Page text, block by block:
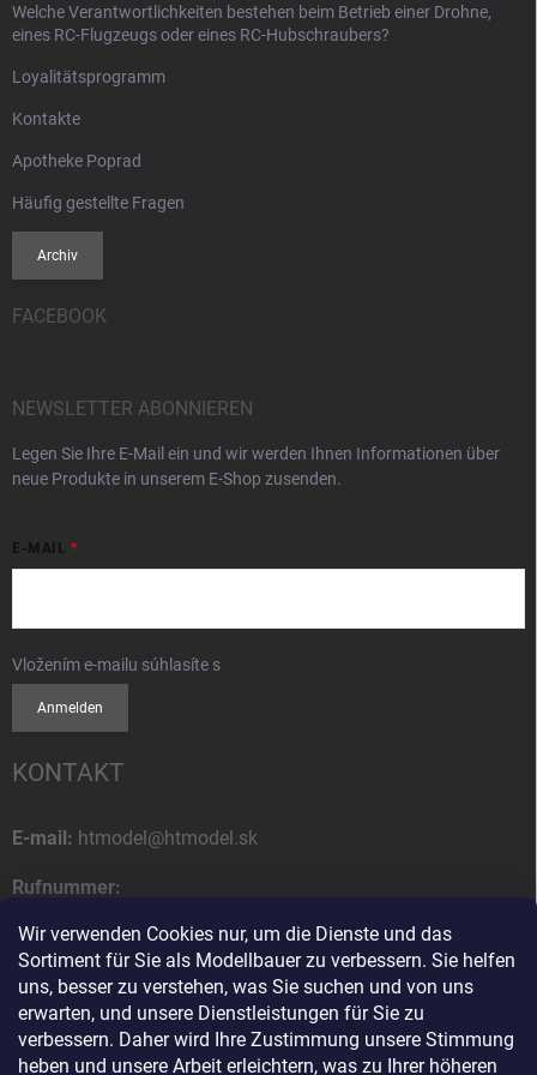
Wir verwenden Cookies nur, um die Dienste und das
Sortiment für Sie als Modellbauer zu verbessern. Sie helfen
uns, besser zu verstehen, was Sie suchen und von uns
erwarten, und unsere Dienstleistungen für Sie zu
verbessern. Daher wird Ihre Zustimmung unsere Stimmung
heben und unsere Arbeit erleichtern, was zu Ihrer höheren
Welche Verantwortlichkeiten bestehen beim Betrieb einer Drohne,
eines RC-Flugzeugs oder eines RC-Hubschraubers?
Loyalitätsprogramm
Kontakte
Apotheke Poprad
Häufig gestellte Fragen
Archiv
FACEBOOK
NEWSLETTER ABONNIEREN
Legen Sie Ihre E-Mail ein und wir werden Ihnen Informationen über
neue Produkte in unserem E-Shop zusenden.
E-MAIL
Vložením e-mailu súhlasíte s
Anmelden
KONTAKT
E-mail: htmodel@htmodel.sk
Rufnummer:
Postanschrift:
HT model
Na letisko 49
058 01 Poprad
Slowakische Republik